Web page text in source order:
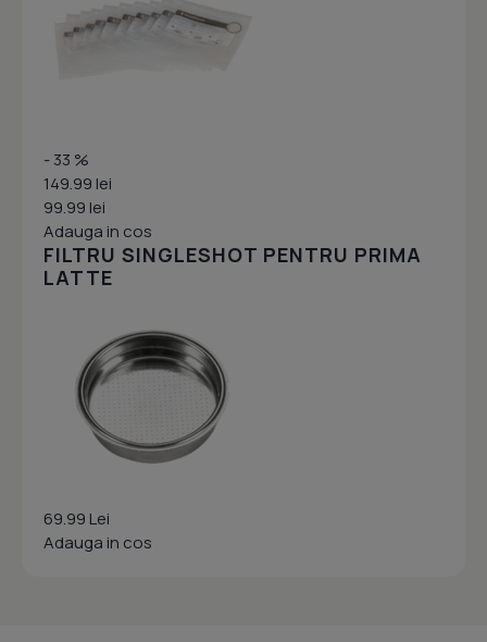
- 33 %
149.99 lei
99.99 lei
Adauga in cos
FILTRU SINGLESHOT PENTRU PRIMA
LATTE
69.99 Lei
Adauga in cos